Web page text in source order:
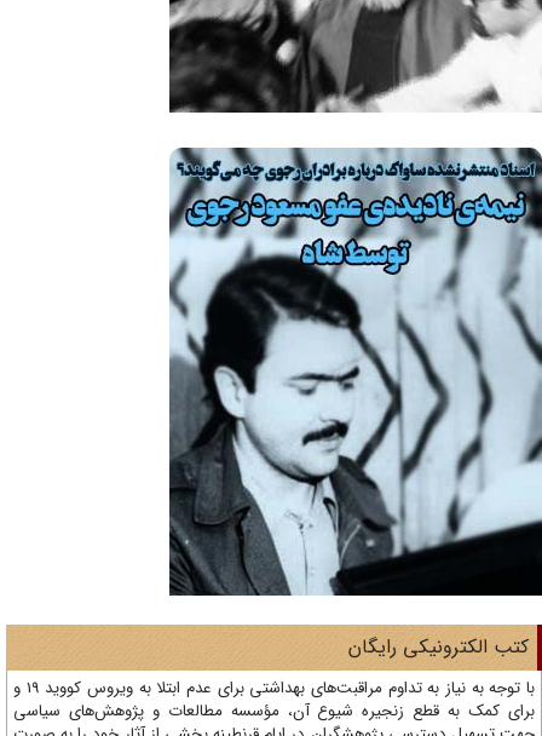
الکترونیکی رایگان
با توجه به نیاز به تداوم مراقبت‌های بهداشتی برای عدم ابتلا به ویروس کووید 19 و
کمک به قطع زنجیره شیوع آن، مؤسسه مطالعات و پژوهش‌های سیاسی